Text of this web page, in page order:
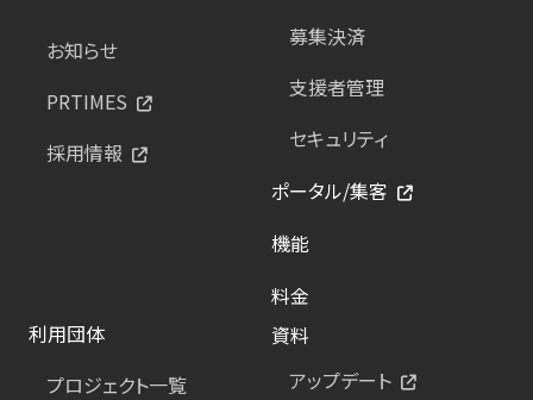
お知らせ
PRTIMES
採用情報
募集決済
支援者管理
セキュリティ
ポータル/集客
機能
料金
利用団体
プロジェクト一覧
資料
アップデート